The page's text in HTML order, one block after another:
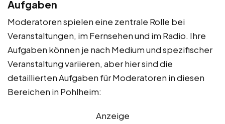
Aufgaben
Moderatoren spielen eine zentrale Rolle bei
Veranstaltungen, im Fernsehen und im Radio. Ihre
Aufgaben können je nach Medium und spezifischer
Veranstaltung variieren, aber hier sind die
detaillierten Aufgaben für Moderatoren in diesen
Bereichen in Pohlheim:
Anzeige